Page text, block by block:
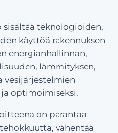
teknologioiden,
käyttöä rakennuksen
energianhallinnan,
lämmityksen,
vesijärjestelmien
optimoimiseksi.
on parantaa
vähentää